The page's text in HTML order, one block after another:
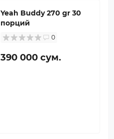
Yeah Buddy 270 gr 30
порций
0
390 000 сум.